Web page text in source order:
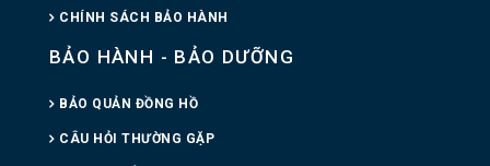
CHÍNH SÁCH BẢO HÀNH
BẢO HÀNH - BẢO DƯỠNG
BẢO QUẢN ĐỒNG HỒ
CÂU HỎI THƯỜNG GẶP